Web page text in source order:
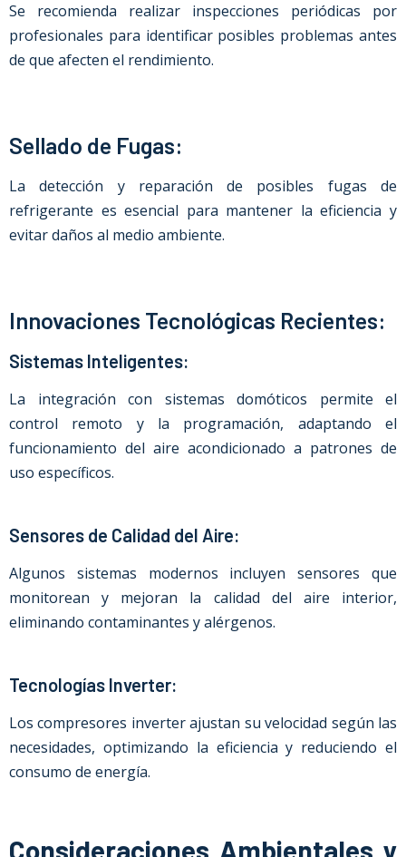
Se recomienda realizar inspecciones periódicas por
profesionales para identificar posibles problemas antes
de que afecten el rendimiento.
Sellado de Fugas:
La detección y reparación de posibles fugas de
refrigerante es esencial para mantener la eficiencia y
evitar daños al medio ambiente.
Innovaciones Tecnológicas Recientes:
Sistemas Inteligentes:
La integración con sistemas domóticos permite el
control remoto y la programación, adaptando el
funcionamiento del aire acondicionado a patrones de
uso específicos.
Sensores de Calidad del Aire:
Algunos sistemas modernos incluyen sensores que
monitorean y mejoran la calidad del aire interior,
eliminando contaminantes y alérgenos.
Tecnologías Inverter:
Los compresores inverter ajustan su velocidad según las
necesidades, optimizando la eficiencia y reduciendo el
consumo de energía.
Consideraciones Ambientales y